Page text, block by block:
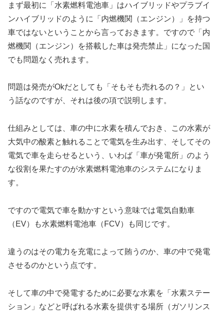
まず最初に「水素燃料電池車」はハイブリッドやプラブイ
ンハイブリッドのように「内燃機関（エンジン）」を持つ
車ではないということから言っておきます。ですので「内
燃機関（エンジン）を搭載した車は発売禁止」になった国
でも問題なく売れます。
問題は発売がOkだとしても「そもそも売れるの？」とい
う話なのですが、それは後の項で説明します。
仕組みとしては、車の中に水素を積んでおき、この水素が
大気中の酸素と触れることで電気を生み出す、そしてその
電気で車を走らせるという、いわば「車が発電所」のよう
な役割を果たすのが水素燃料電池車のシステムになりま
す。
ですので電気で車を動かすという意味では電気自動車
（EV）も水素燃料電池車（FCV）も同じです。
違うのはその電力を充電によって賄うのか、車の中で発電
させるのかという点です。
そして車の中で発電するために必要な水素を「水素ステー
ション」などと呼ばれる水素を提供する場所（ガソリンス